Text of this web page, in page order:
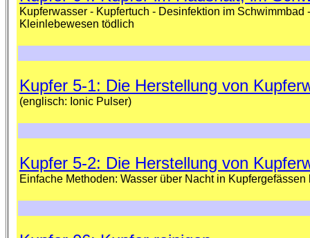
Kupferwasser - Kupfertuch - Desinfektion im
Kleinlebewesen tödlich
Kupfer 5-1: Die Herstellung von
(englisch: Ionic Pulser)
Kupfer 5-2: Die Herstellung von
Einfache Methoden: Wasser über Nacht in Kupfergefässen